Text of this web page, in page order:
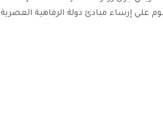
علي إرساء مبادئ دولة الرفاهية العصرية